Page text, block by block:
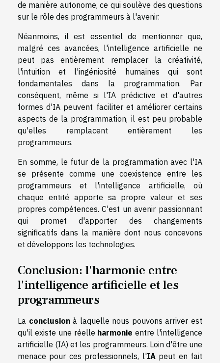
de manière autonome, ce qui soulève des questions
sur le rôle des programmeurs à l'avenir.
Néanmoins, il est essentiel de mentionner que,
malgré ces avancées, l'intelligence artificielle ne
peut pas entièrement remplacer la créativité,
l'intuition et l'ingéniosité humaines qui sont
fondamentales dans la programmation. Par
conséquent, même si l'IA prédictive et d'autres
formes d'IA peuvent faciliter et améliorer certains
aspects de la programmation, il est peu probable
qu'elles remplacent entièrement les
programmeurs.
En somme, le futur de la programmation avec l'IA
se présente comme une coexistence entre les
programmeurs et l'intelligence artificielle, où
chaque entité apporte sa propre valeur et ses
propres compétences. C'est un avenir passionnant
qui promet d'apporter des changements
significatifs dans la manière dont nous concevons
et développons les technologies.
Conclusion: l'harmonie entre
l'intelligence artificielle et les
programmeurs
La conclusionà laquelle nous pouvons arriver est
qu'il existe une réelle harmonie entre l'intelligence
artificielle (IA) et les programmeurs. Loin d'être une
menace pour ces professionnels, l'IApeut en fait